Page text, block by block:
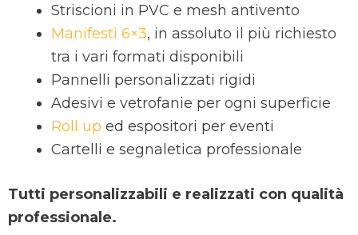
Striscioni in PVC e mesh antivento
Manifesti 6×3, in assoluto il più richiesto
tra i vari formati disponibili
Pannelli personalizzati rigidi
Adesivi e vetrofanie per ogni superficie
Roll up ed espositori per eventi
Cartelli e segnaletica professionale
Tutti personalizzabili e realizzati con qualità
professionale.